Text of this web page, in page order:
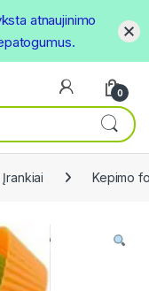
0
Įrankiai Kepimo
atnaujinimo